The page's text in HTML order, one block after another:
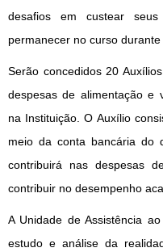
desafios em custear
permanecer no curso durante
Serão concedidos 20
despesas de alimentação e
na Instituição. O Auxílio
meio da conta bancária do
contribuirá nas despesas
contribuir no desempenho
A Unidade de Assistência
estudo e análise da